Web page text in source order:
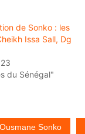
de Sonko : les
Issa Sall, Dg
du Sénégal"
Ousmane Sonko